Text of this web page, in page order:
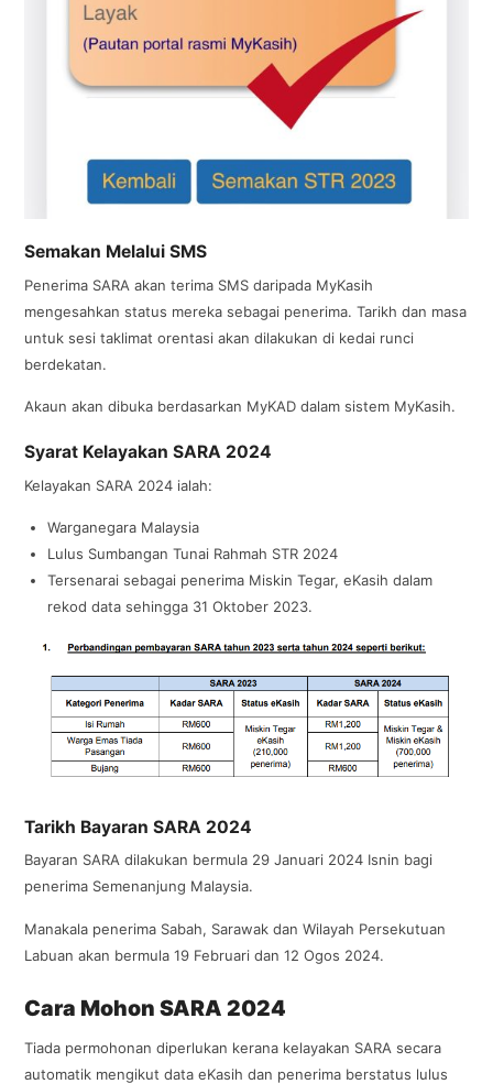
Semakan Melalui SMS
Penerima SARA akan terima SMS daripada MyKasih
mengesahkan status mereka sebagai penerima. Tarikh dan masa
untuk sesi taklimat orentasi akan dilakukan di kedai runci
berdekatan.
Akaun akan dibuka berdasarkan MyKAD dalam sistem MyKasih.
Syarat Kelayakan SARA 2024
Kelayakan SARA 2024 ialah:
Warganegara Malaysia
Lulus Sumbangan Tunai Rahmah STR 2024
Tersenarai sebagai penerima Miskin Tegar, eKasih dalam
rekod data sehingga 31 Oktober 2023.
Tarikh Bayaran SARA 2024
Bayaran SARA dilakukan bermula 29 Januari 2024 Isnin bagi
penerima Semenanjung Malaysia.
Manakala penerima Sabah, Sarawak dan Wilayah Persekutuan
Labuan akan bermula 19 Februari dan 12 Ogos 2024.
Cara Mohon SARA 2024
Tiada permohonan diperlukan kerana kelayakan SARA secara
automatik mengikut data eKasih dan penerima berstatus lulus